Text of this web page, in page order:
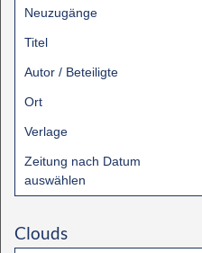
Neuzugänge
Titel
Autor / Beteiligte
Ort
Verlage
Zeitung nach Datum
auswählen
Clouds